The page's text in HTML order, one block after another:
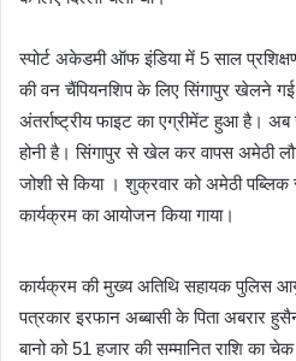
स्पोर्ट अकेडमी ऑफ इंडिया में 5 साल
की वन चैंपियनशिप के लिए सिंगापुर खेलने
अंतर्राष्ट्रीय फाइट का एग्रीमेंट हुआ है।
होनी है। सिंगापुर से खेल कर वापस अमेठी
जोशी से किया । शुक्रवार को अमेठी
कार्यक्रम का आयोजन किया गाया।
कार्यक्रम की मुख्य अतिथि सहायक पुलिस
पत्रकार इरफान अब्बासी के पिता अबरार
बानो को 51 हजार की सम्मानित राशि का